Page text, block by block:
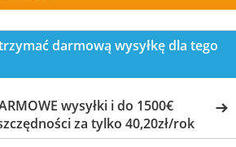
darmową wysyłkę dla tego
wysyłki i do 1500€
za tylko 40,20zł/rok